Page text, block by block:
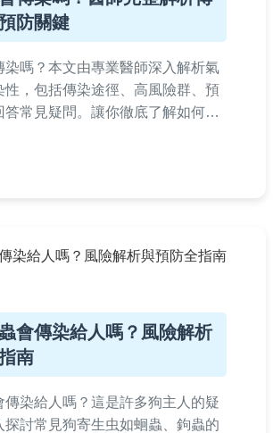
防關鍵
染嗎？本文由專業醫師深入解析氣
性，包括傳染途徑、高風險群、預
答常見疑問。讓你徹底了解如何保
議，適合所有關心呼吸道健康的
會傳染給人嗎？風險解析
南
傳染給人嗎？這是許多狗主人的疑
探討常見狗寄生虫如蛔蟲、鉤蟲的